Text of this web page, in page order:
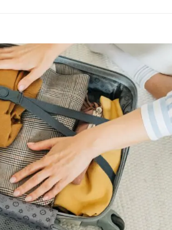
Trucos para alargar
la vida de tus
prendas delicadas
16 agosto, 2021
5 razones de peso
por las que merece
la pena reciclar
30 julio, 2021
16
16